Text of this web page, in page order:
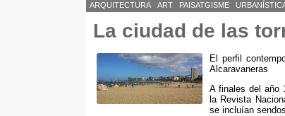
ARQUITECTURA ART PAISATGISME
La ciudad de las
El perfil
Alcaravaneras
A finales del año
la Revista
se incluían